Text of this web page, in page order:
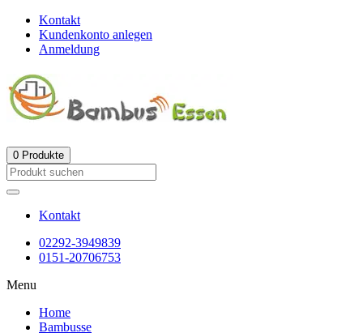
Kontakt
Kundenkonto anlegen
Anmeldung
0 Produkte
Kontakt
02292-3949839
0151-20706753
Menu
Home
Bambusse